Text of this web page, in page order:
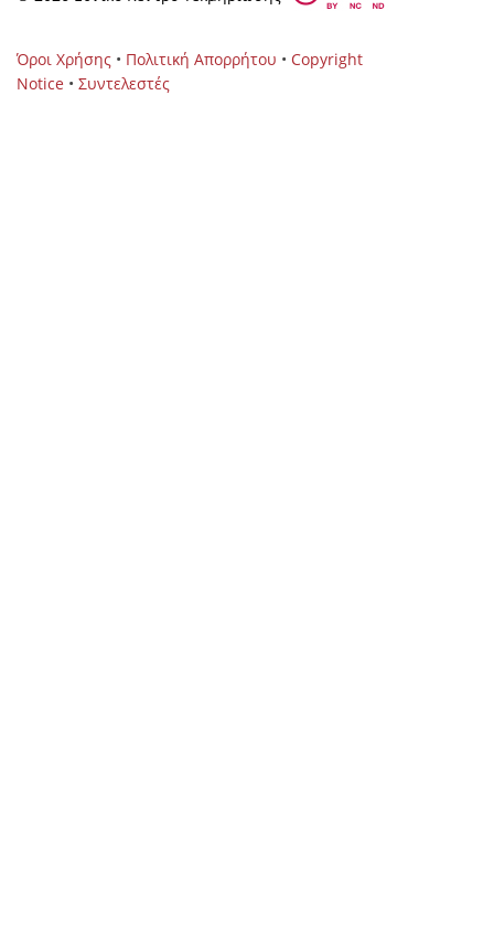
Όροι Χρήσης • Πολιτική Απορρήτου • Copyright
Notice • Συντελεστές